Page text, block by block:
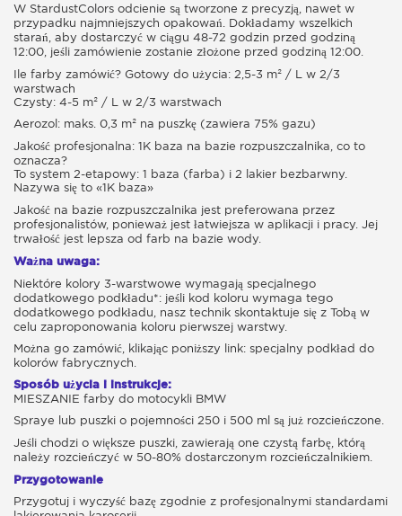
W StardustColors odcienie są tworzone z precyzją, nawet w
przypadku najmniejszych opakowań. Dokładamy wszelkich
starań, aby dostarczyć w ciągu 48-72 godzin przed godziną
12:00, jeśli zamówienie zostanie złożone przed godziną 12:00.
Ile farby zamówić? Gotowy do użycia: 2,5-3 m² / L w 2/3
warstwach
Czysty: 4-5 m² / L w 2/3 warstwach
Aerozol: maks. 0,3 m² na puszkę (zawiera 75% gazu)
Jakość profesjonalna: 1K baza na bazie rozpuszczalnika, co to
oznacza?
To system 2-etapowy: 1 baza (farba) i 2 lakier bezbarwny.
Nazywa się to «1K baza»
Jakość na bazie rozpuszczalnika jest preferowana przez
profesjonalistów, ponieważ jest łatwiejsza w aplikacji i pracy. Jej
trwałość jest lepsza od farb na bazie wody.
Ważna uwaga:
Niektóre kolory 3-warstwowe wymagają specjalnego
dodatkowego podkładu*: jeśli kod koloru wymaga tego
dodatkowego podkładu, nasz technik skontaktuje się z Tobą w
celu zaproponowania koloru pierwszej warstwy.
Można go zamówić, klikając poniższy link: specjalny podkład do
kolorów fabrycznych.
Sposób użycia i instrukcje:
MIESZANIE farby do motocykli BMW
Spraye lub puszki o pojemności 250 i 500 ml są już rozcieńczone.
Jeśli chodzi o większe puszki, zawierają one czystą farbę, którą
należy rozcieńczyć w 50-80% dostarczonym rozcieńczalnikiem.
Przygotowanie
Przygotuj i wyczyść bazę zgodnie z profesjonalnymi standardami